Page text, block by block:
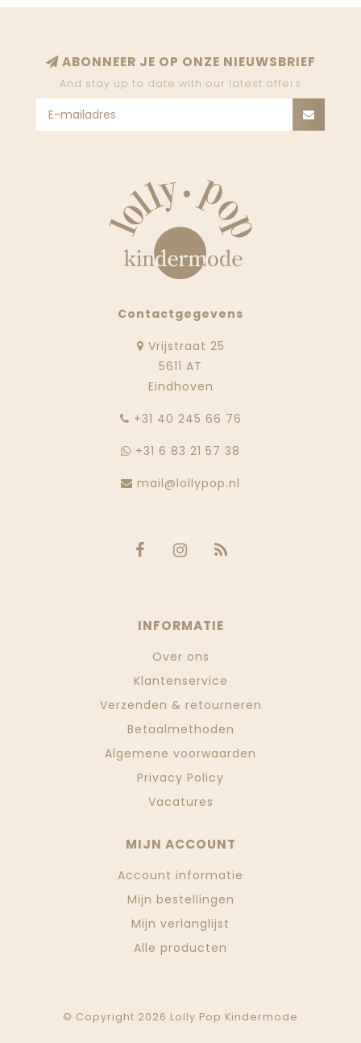
ABONNEER JE OP ONZE NIEUWSBRIEF
And stay up to date with our latest offers
Contactgegevens
Vrijstraat 25
5611 AT
Eindhoven
‭+31 40 245 66 76
+31 6 83 21 57 38
mail@lollypop.nl
INFORMATIE
Over ons
Klantenservice
Verzenden & retourneren
Betaalmethoden
Algemene voorwaarden
Privacy Policy
Vacatures
MIJN ACCOUNT
Account informatie
Mijn bestellingen
Mijn verlanglijst
Alle producten
© Copyright 2026 Lolly Pop Kindermode